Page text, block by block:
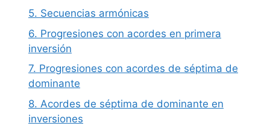
5. Secuencias armónicas
6. Progresiones con acordes en primera
inversión
7. Progresiones con acordes de séptima de
dominante
8. Acordes de séptima de dominante en
inversiones